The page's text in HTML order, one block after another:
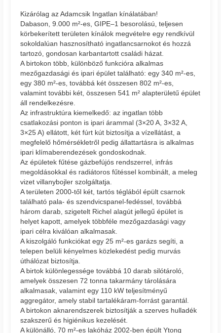
Kizárólag az Adamcsik Ingatlan kínálatában!
Dabason, 9.000 m²-es, GIPE–1 besorolású, teljesen
körbekerített területen kínálok megvételre egy rendkívül
sokoldalúan hasznosítható ingatlancsarnokot és hozzá
tartozó, gondosan karbantartott családi házat.
A birtokon több, különböző funkcióra alkalmas
mezőgazdasági és ipari épület található: egy 340 m²-es,
egy 380 m²-es, továbbá két összesen 802 m²-es,
valamint további két, összesen 541 m² alapterületű épület
áll rendelkezésre.
Az infrastruktúra kiemelkedő: az ingatlan több
csatlakozási ponton is ipari árammal (3×20 A, 3×32 A,
3×25 A) ellátott, két fúrt kút biztosítja a vízellátást, a
megfelelő hőmérsékletről pedig állattartásra is alkalmas
ipari klímaberendezések gondoskodnak.
Az épületek fűtése gázbefújós rendszerrel, infrás
megoldásokkal és radiátoros fűtéssel kombinált, a meleg
vizet villanybojler szolgáltatja.
A területen 2000-től két, tartós téglából épült csarnok
található pala- és szendvicspanel-fedéssel, továbbá
három darab, szigetelt Richel alagút jellegű épület is
helyet kapott, amelyek többféle mezőgazdasági vagy
ipari célra kiválóan alkalmasak.
A kiszolgáló funkciókat egy 25 m²-es garázs segíti, a
telepen belüli kényelmes közlekedést pedig murvás
úthálózat biztosítja.
A birtok különlegessége továbbá 10 darab silótároló,
amelyek összesen 72 tonna takarmány tárolására
alkalmasak, valamint egy 110 kW teljesítményű
aggregátor, amely stabil tartalékáram-forrást garantál.
A birtokon aknarendszerek biztosítják a szerves hulladék
szakszerű és higiénikus kezelését.
A különálló, 70 m²-es lakóház 2002-ben épült Ytong